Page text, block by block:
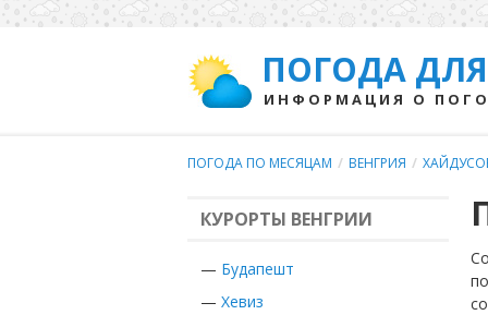
ПОГОДА
ИНФОРМАЦИЯ О
ПОГОДА ПО МЕСЯЦАМ / ВЕНГРИЯ /
КУРОРТЫ ВЕНГРИИ
— Будапешт
— Хевиз